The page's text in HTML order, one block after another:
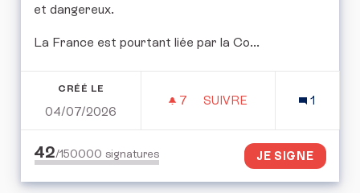
et dangereux.
La France est pourtant liée par la Co...
CRÉÉ LE
04/07/2026
7 7 ABONNÉS
SUIVRE
1
42/150000 signatures JE SIGNE